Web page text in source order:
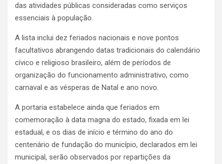
das atividades públicas consideradas como serviços
essenciais à população.
A lista inclui dez feriados nacionais e nove pontos
facultativos abrangendo datas tradicionais do calendário
cívico e religioso brasileiro, além de períodos de
organização do funcionamento administrativo, como
carnaval e as vésperas de Natal e ano novo.
A portaria estabelece ainda que feriados em
comemoração à data magna do estado, fixada em lei
estadual, e os dias de início e término do ano do
centenário de fundação do município, declarados em lei
municipal, serão observados por repartições da